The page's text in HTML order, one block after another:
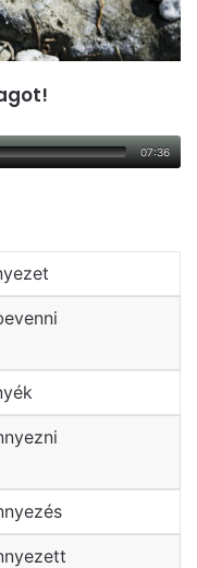
07:36